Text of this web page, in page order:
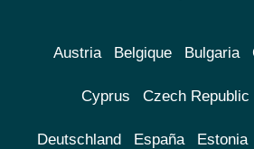
Austria Belgique Bulgaria
Cyprus Czech Republic
Deutschland España Estonia